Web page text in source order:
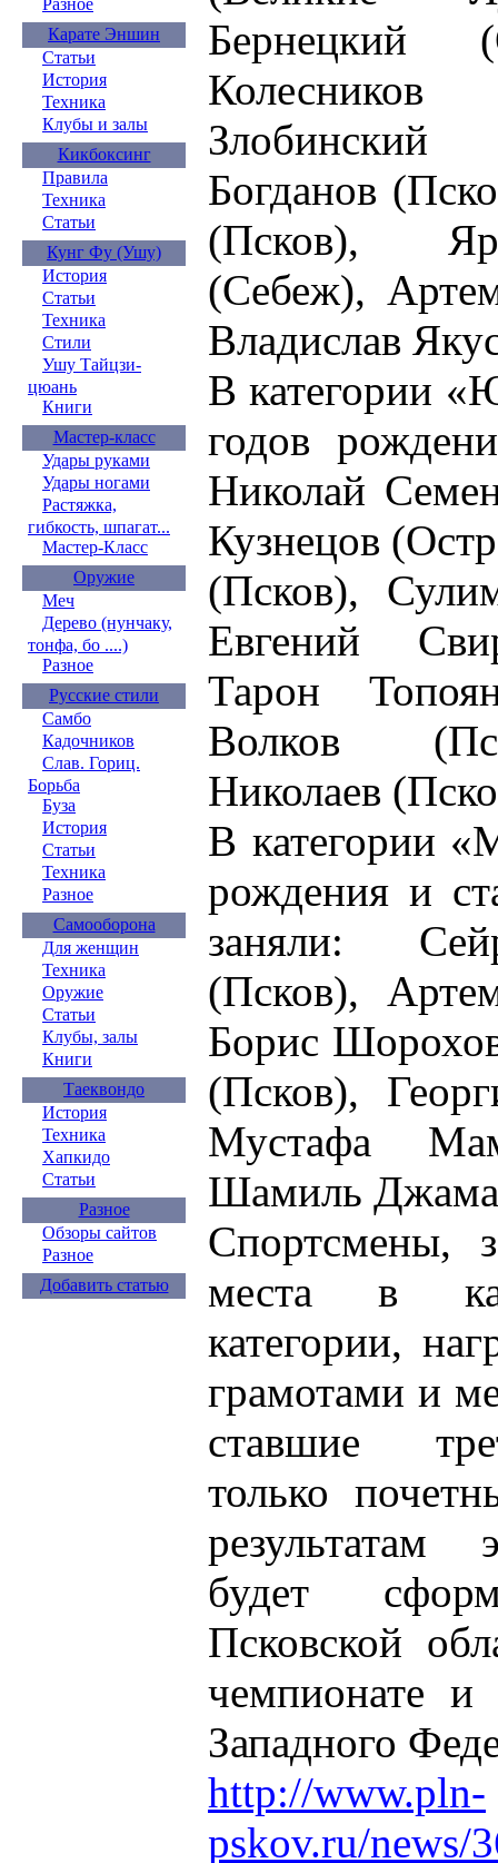
Разное
Карате Эншин
Статьи
История
Техника
Клубы и залы
Кикбоксинг
Правила
Техника
Статьи
Кунг Фу (Ушу)
История
Статьи
Техника
Стили
Ушу Тайцзи-
цюань
Книги
Мастер-класс
Удары руками
Удары ногами
Растяжка,
гибкость, шпагат...
Мастер-Класс
Оружие
Меч
Дерево (нунчаку,
тонфа, бо ....)
Разное
Русские стили
Самбо
Кадочников
Слав. Гориц.
Борьба
Буза
История
Статьи
Техника
Разное
Самооборона
Для женщин
Техника
Оружие
Статьи
Клубы, залы
Книги
Таеквондо
История
Техника
Хапкидо
Статьи
Разное
Обзоры сайтов
Разное
Добавить статью
Бернецкий
Злобинский
Богданов
(Псков),
(Себеж),
Владислав
В категории
годов
Николай
Кузнецов
(Псков),
Евгений
Тарон
Волков
Николаев
В категории
рождения и
заняли:
(Псков),
Борис
(Псков),
Мустафа
Шамиль
Спортсмены,
места в
категории,
грамотами и
ставшие
только
результатам
будет
Псковской
чемпионате и
Западного
http://www.pln-
pskov.ru/news/